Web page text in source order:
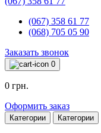
(067) 358 61 77
(068) 705 05 90
Заказать звонок
0
0 грн.
Оформить заказ
Категории Категории